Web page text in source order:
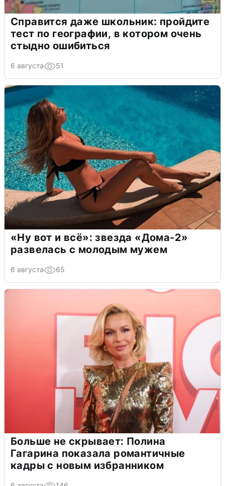
Справится даже школьник: пройдите
тест по географии, в котором очень
стыдно ошибиться
6 августа 51
«Ну вот и всё»: звезда «Дома-2»
развелась с молодым мужем
6 августа 65
Больше не скрывает: Полина
Гагарина показала романтичные
кадры с новым избранником